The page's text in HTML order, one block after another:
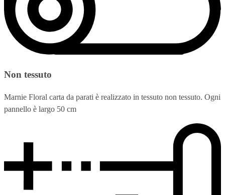
Non tessuto
Marnie Floral carta da parati è realizzato in tessuto non tessuto. Ogni
pannello è largo 50 cm